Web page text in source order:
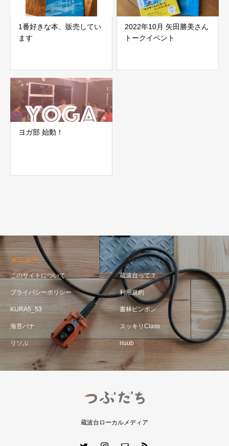
1番好きな本、販売してい
ます
2022年10月 矢田勝美さん
トークイベント
ヨガ部 始動！
メニュー
このサイトについて 蔵波台って？
プライバシーポリシー 利用規約
KURA5_53 書林ピンポン
海苔バナ スッキリClass
リソぶ nuub
蔵波台ローカルメディア